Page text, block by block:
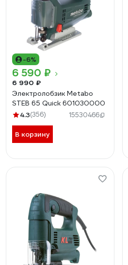
-6%
6 590 ₽
6 990 ₽
Электролобзик Metabo
STEB 65 Quick 601030000
4.3(356) 15530466
В корзину